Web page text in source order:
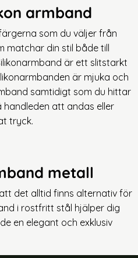
armband
som du väljer från
matchar din stil både till
är ett slitstarkt
är mjuka och
samtidigt som du hittar
att andas eller
tryck.
metall
det alltid finns alternativ för
i rostfritt stål hjälper dig
en elegant och exklusiv